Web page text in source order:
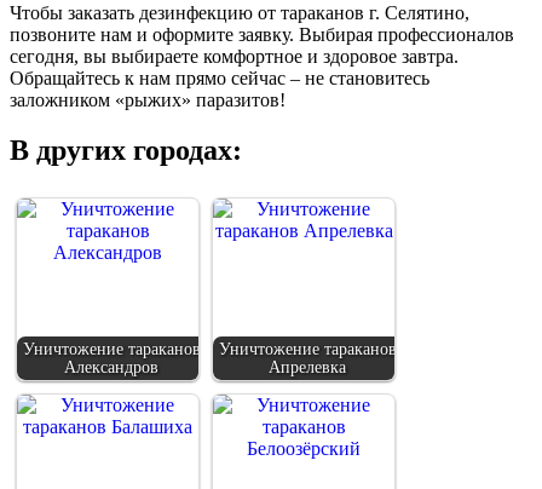
Чтобы заказать дезинфекцию от тараканов г. Селятино,
позвоните нам и оформите заявку. Выбирая профессионалов
сегодня, вы выбираете комфортное и здоровое завтра.
Обращайтесь к нам прямо сейчас – не становитесь
заложником «рыжих» паразитов!
В других городах:
Уничтожение тараканов
Александров
Уничтожение тараканов
Апрелевка